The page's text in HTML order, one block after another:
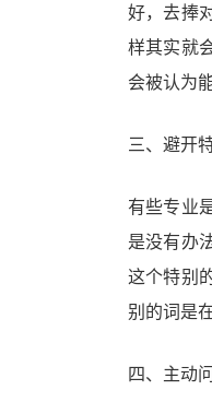
好，去捧
样其实就
会被认为
三、避开
有些专业
是没有办
这个特别
别的词是
四、主动